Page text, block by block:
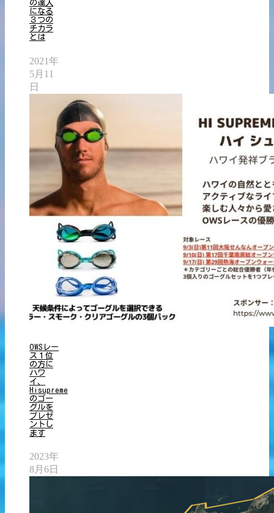
の達人
になる
３つの
チカラ
とは
2021年
5月11
日
OWSレー
ス１位
の方に
ハワ
イ、
Hisupreme
のゴー
グルを
プレゼ
ントし
ます
2023年
8月6日